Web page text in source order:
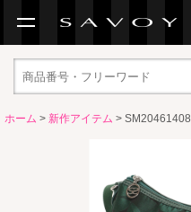
ホーム > 新作アイテム > SM20461408